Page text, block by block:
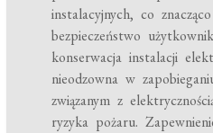
instalacyjnych, co
bezpieczeństwo
konserwacja instalacji
nieodzowna w
związanym z
ryzyka pożaru.